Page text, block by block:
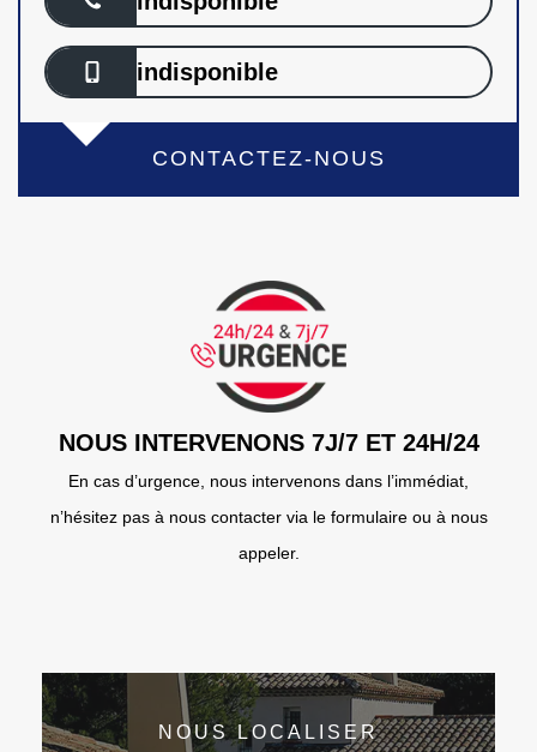
indisponible
CONTACTEZ-NOUS
NOUS INTERVENONS 7J/7 ET 24H/24
En cas d’urgence, nous intervenons dans l’immédiat,
n’hésitez pas à nous contacter via le formulaire ou à nous
appeler.
NOUS LOCALISER